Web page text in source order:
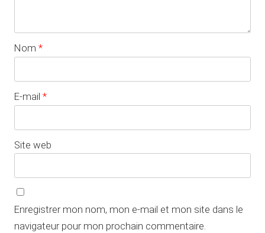
Nom *
E-mail *
Site web
Enregistrer mon nom, mon e-mail et mon site dans le
navigateur pour mon prochain commentaire.